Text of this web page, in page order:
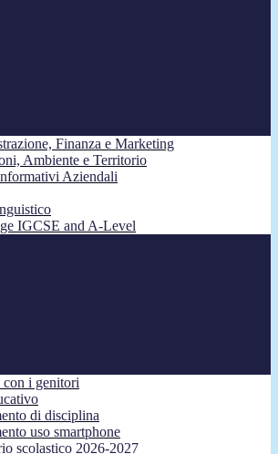
Finanza e Marketing
Ambiente e Territorio
Aziendali
IGCSE and A-Level
i genitori
di disciplina
uso smartphone
scolastico 2026-2027